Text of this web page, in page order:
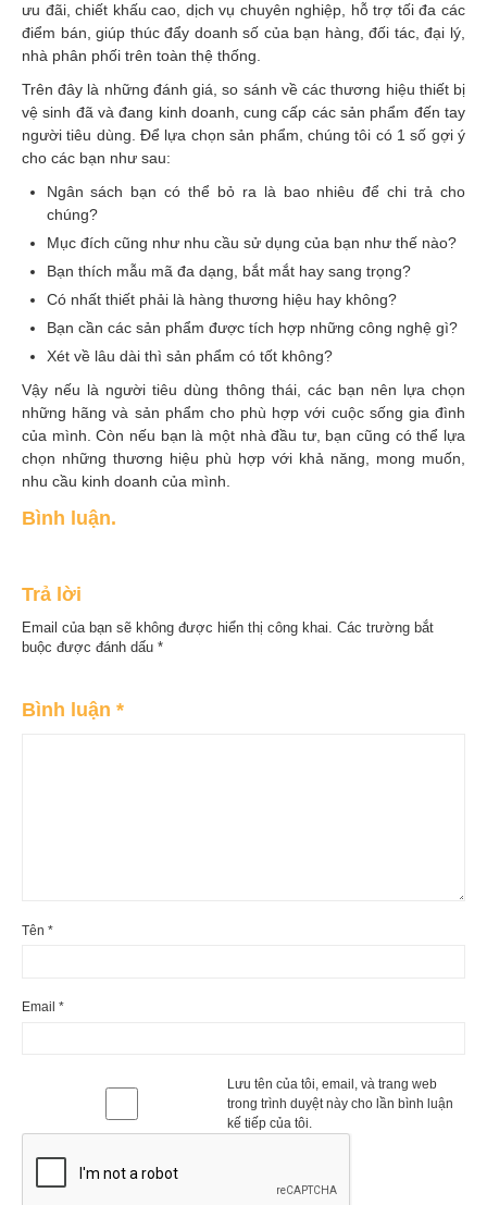
ưu đãi, chiết khấu cao, dịch vụ chuyên nghiệp, hỗ trợ tối đa các
điểm bán, giúp thúc đẩy doanh số của bạn hàng, đối tác, đại lý,
nhà phân phối trên toàn thệ thống.
Trên đây là những đánh giá, so sánh về các thương hiệu thiết bị
vệ sinh đã và đang kinh doanh, cung cấp các sản phẩm đến tay
người tiêu dùng. Để lựa chọn sản phẩm, chúng tôi có 1 số gợi ý
cho các bạn như sau:
Ngân sách bạn có thể bỏ ra là bao nhiêu để chi trả cho
chúng?
Mục đích cũng như nhu cầu sử dụng của bạn như thế nào?
Bạn thích mẫu mã đa dạng, bắt mắt hay sang trọng?
Có nhất thiết phải là hàng thương hiệu hay không?
Bạn cần các sản phẩm được tích hợp những công nghệ gì?
Xét về lâu dài thì sản phẩm có tốt không?
Vậy nếu là người tiêu dùng thông thái, các bạn nên lựa chọn
những hãng và sản phẩm cho phù hợp với cuộc sống gia đình
của mình. Còn nếu bạn là một nhà đầu tư, bạn cũng có thể lựa
chọn những thương hiệu phù hợp với khả năng, mong muốn,
nhu cầu kinh doanh của mình.
Bình luận.
Trả lời
Email của bạn sẽ không được hiển thị công khai. Các trường bắt
buộc được đánh dấu *
Bình luận *
Tên *
Email *
Lưu tên của tôi, email, và trang web
trong trình duyệt này cho lần bình luận
kế tiếp của tôi.